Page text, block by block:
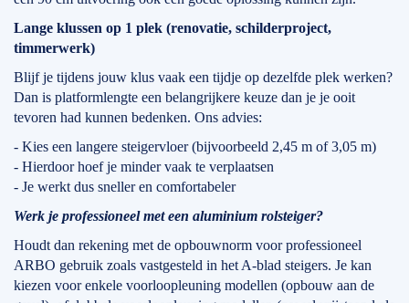
Lange klussen op 1 plek (renovatie, schilderproject,
timmerwerk)
Blijf je tijdens jouw klus vaak een tijdje op dezelfde plek werken?
Dan is platformlengte een belangrijkere keuze dan je je ooit
tevoren had kunnen bedenken. Ons advies:
- Kies een langere steigervloer (bijvoorbeeld 2,45 m of 3,05 m)
- Hierdoor hoef je minder vaak te verplaatsen
- Je werkt dus sneller en comfortabeler
Werk je professioneel met een aluminium rolsteiger?
Houdt dan rekening met de opbouwnorm voor professioneel
ARBO gebruik zoals vastgesteld in het A-blad steigers. Je kan
kiezen voor enkele voorloopleuning modellen (opbouw aan de